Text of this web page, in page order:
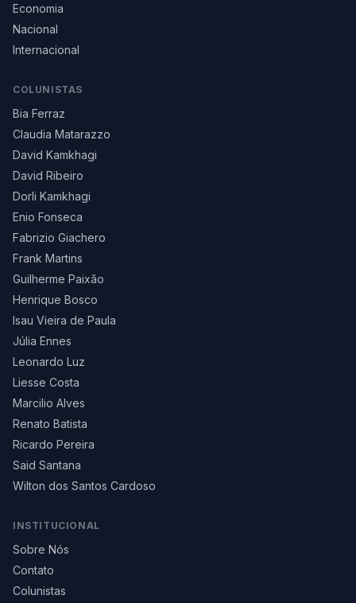
Economia
Nacional
Internacional
COLUNISTAS
Bia Ferraz
Claudia Matarazzo
David Kamkhagi
David Ribeiro
Dorli Kamkhagi
Enio Fonseca
Fabrizio Giachero
Frank Martins
Guilherme Paixão
Henrique Bosco
Isau Vieira de Paula
Júlia Ennes
Leonardo Luz
Liesse Costa
Marcilio Alves
Renato Batista
Ricardo Pereira
Said Santana
Wilton dos Santos Cardoso
INSTITUCIONAL
Sobre Nós
Contato
Colunistas